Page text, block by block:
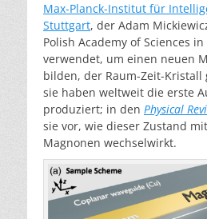
Max-Planck-Institut für
Stuttgart, der Adam
Polish Academy of Sciences
verwendet, um einen neuen
bilden, der Raum-Zeit-
sie haben weltweit die erste
produziert; in den Physical
sie vor, wie dieser Zustand
Magnonen wechselwirkt.